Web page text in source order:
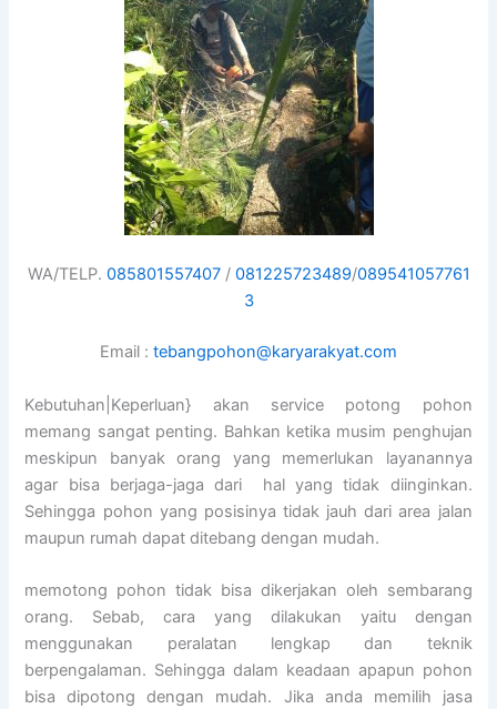
WA/TELP. 085801557407/ 081225723489/089541057761
3
Email : tebangpohon@karyarakyat.com
Kebutuhan|Keperluan} akan service potong pohon
memang sangat penting. Bahkan ketika musim penghujan
meskipun banyak orang yang memerlukan layanannya
agar bisa berjaga-jaga dari hal yang tidak diinginkan.
Sehingga pohon yang posisinya tidak jauh dari area jalan
maupun rumah dapat ditebang dengan mudah.
memotong pohon tidak bisa dikerjakan oleh sembarang
orang. Sebab, cara yang dilakukan yaitu dengan
menggunakan peralatan lengkap dan teknik
berpengalaman. Sehingga dalam keadaan apapun pohon
bisa dipotong dengan mudah. Jika anda memilih jasa